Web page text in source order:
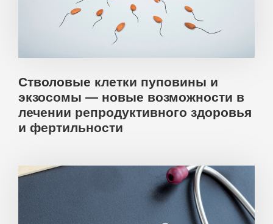
Стволовые клетки пуповины и
экзосомы — новые возможности в
лечении репродуктивного здоровья
и фертильности